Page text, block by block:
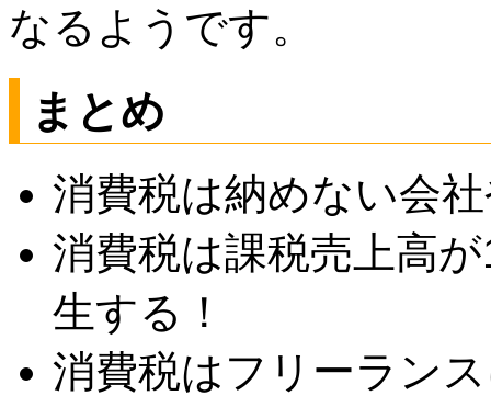
なるようです。
まとめ
消費税は納めない会
消費税は課税売上高
生する！
消費税はフリーラン